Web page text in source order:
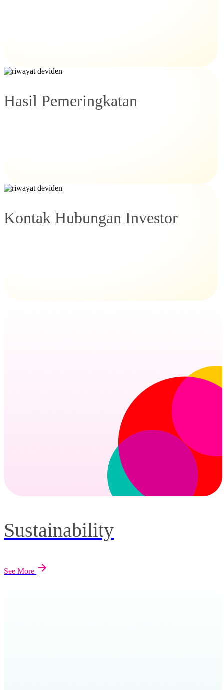
Hasil Pemeringkatan
Kontak Hubungan Investor
Sustainability
See More